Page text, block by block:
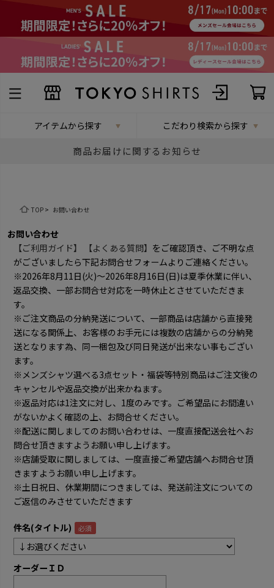
アイテムから探す こだわり検索から探す
商品お届けに関するお知らせ
TOP> お問い合わせ
お問い合わせ
【ご利用ガイド】
【よくある質問】 をご確認頂き、ご不明な点
がございましたら下記お問合せフォームよりご連絡ください。
※2026年8月11日(火)～2026年8月16日(日)は夏季休業に伴い、
返品交換、一部お問合せ対応を一時休止とさせていただきま
す。
※ご注文商品の分納発送について、一部商品は店舗から直接発
送になる関係上、お客様のお手元には複数の店舗からの分納発
送となります為、同一梱包及び同日発送が出来ない事もござい
ます。
※メンズシャツ選べる3点セット・福袋等特別商品はご注文後の
キャンセルや返品交換が出来かねます。
※返品対応は1注文に対し、1度のみです。ご希望品にお間違い
がないかよく確認の上、お問合せください。
※配送に関しましてのお問い合わせは、一度直接配送会社へお
問合せ頂きますようお願い申し上げます。
※店舗受取に関しましては、一度直接ご希望店舗へお問合せ頂
きますようお願い申し上げます。
※土日祝日、休業期間につきましては、発送前注文についての
ご返信のみさせていただきます
件名(タイトル)
オーダーＩＤ